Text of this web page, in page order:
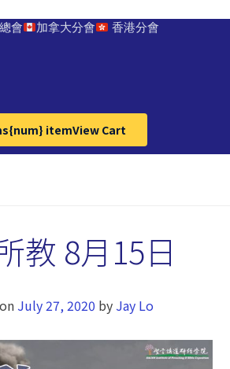
會 加拿大分會 香港分會
{num} itemView Cart
教 8月15日
July 27, 2020 by Jay Lo